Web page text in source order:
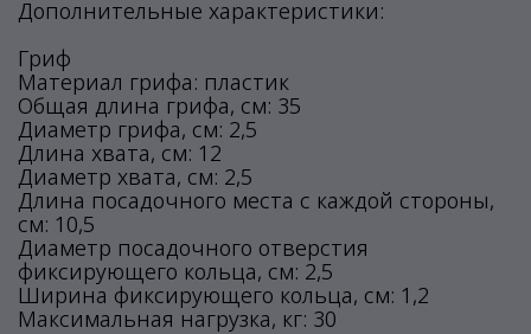
Дополнительные характеристики:
Гриф
Материал грифа: пластик
Общая длина грифа, см: 35
Диаметр грифа, см: 2,5
Длина хвата, см: 12
Диаметр хвата, см: 2,5
Длина посадочного места с каждой стороны,
см: 10,5
Диаметр посадочного отверстия
фиксирующего кольца, см: 2,5
Ширина фиксирующего кольца, см: 1,2
Максимальная нагрузка, кг: 30